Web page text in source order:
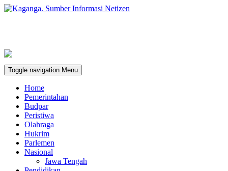
Toggle navigation Menu
Home
Pemerintahan
Budpar
Peristiwa
Olahraga
Hukrim
Parlemen
Nasional
Jawa Tengah